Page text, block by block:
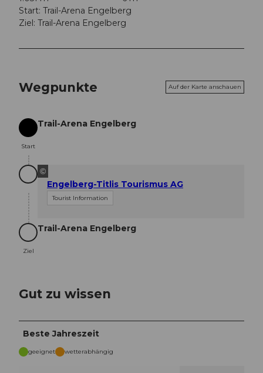
Start: Trail-Arena Engelberg
Ziel: Trail-Arena Engelberg
Wegpunkte Auf der Karte anschauen
Start
Start
Trail-Arena Engelberg
©
Engelberg-Titlis Tourismus AG
Tourist Information
Ziel
Ziel
Trail-Arena Engelberg
Gut zu wissen
Beste Jahreszeit
geeignet wetterabhängig